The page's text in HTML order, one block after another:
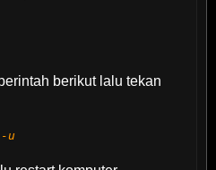
berikut lalu tekan
u